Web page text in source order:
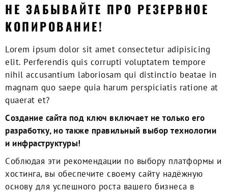
НЕ ЗАБЫВАЙТЕ ПРО РЕЗЕРВНОЕ
КОПИРОВАНИЕ!
Lorem ipsum dolor sit amet consectetur adipisicing
elit. Perferendis quis corrupti voluptatem tempore
nihil accusantium laboriosam qui distinctio beatae in
magnam quo saepe quia harum perspiciatis ratione at
quaerat et?
Cоздание сайта под ключ включает не только его
разработку, но также правильный выбор технологии
и инфраструктуры!
Cоблюдая эти рекомендации по выбору платформы и
хостинга, вы обеспечите своему сайту надёжную
основу для успешного роста вашего бизнеса в